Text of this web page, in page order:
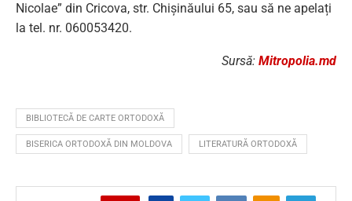
Nicolae” din Cricova, str. Chișinăului 65, sau să ne apelați
la tel. nr. 060053420.
Sursă: Mitropolia.md
BIBLIOTECĂ DE CARTE ORTODOXĂ
BISERICA ORTODOXĂ DIN MOLDOVA LITERATURĂ ORTODOXĂ